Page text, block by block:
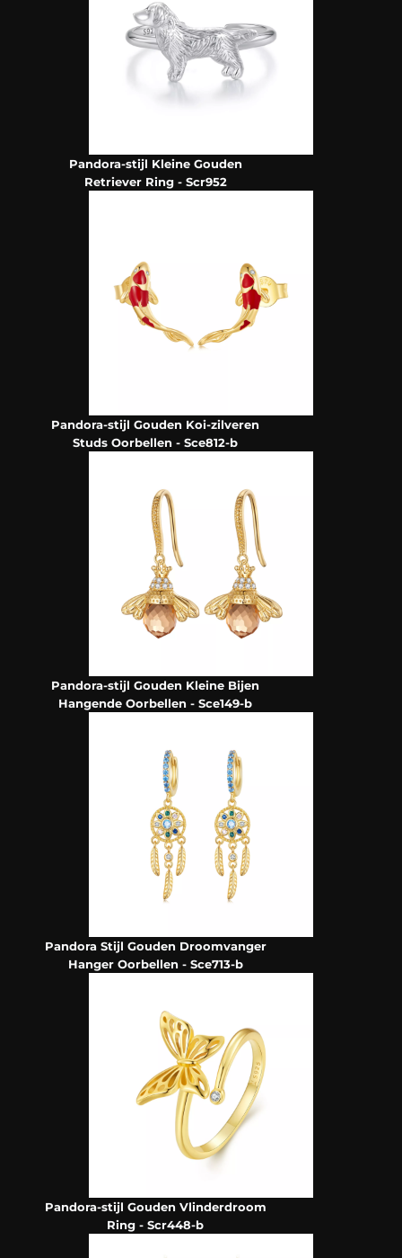
Pandora-stijl Kleine Gouden
Retriever Ring - Scr952
Pandora-stijl Gouden Koi-zilveren
Studs Oorbellen - Sce812-b
Pandora-stijl Gouden Kleine Bijen
Hangende Oorbellen - Sce149-b
Pandora Stijl Gouden Droomvanger
Hanger Oorbellen - Sce713-b
Pandora-stijl Gouden Vlinderdroom
Ring - Scr448-b